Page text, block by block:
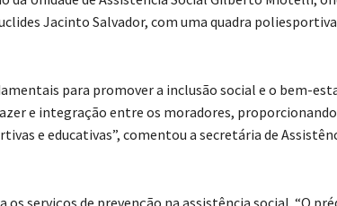
Jacinto Salvador, com uma quadra
para promover a inclusão social e o bem-
e integração entre os moradores,
e educativas”, comentou a secretária de